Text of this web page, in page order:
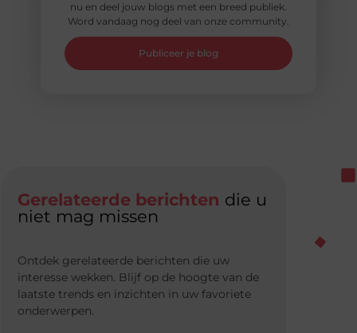
nu en deel jouw blogs met een breed publiek.
Word vandaag nog deel van onze community.
Publiceer je blog
Gerelateerde berichten die u
niet mag missen
Ontdek gerelateerde berichten die uw
interesse wekken. Blijf op de hoogte van de
laatste trends en inzichten in uw favoriete
onderwerpen.